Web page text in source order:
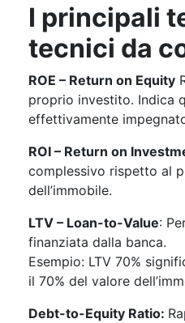
I principali
tecnici da
ROE – Return on Equity
proprio investito. Indica
effettivamente
ROI – Return on
complessivo rispetto al
dell’immobile.
LTV – Loan-to-Value:
finanziata dalla banca.
Esempio: LTV 70%
il 70% del valore
Debt-to-Equity Ratio: